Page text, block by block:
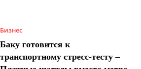
Бизнес
Баку готовится к
транспортному стресс-тесту –